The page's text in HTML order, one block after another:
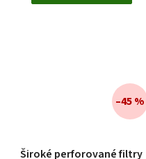
Široké perforované filtry
–45 %